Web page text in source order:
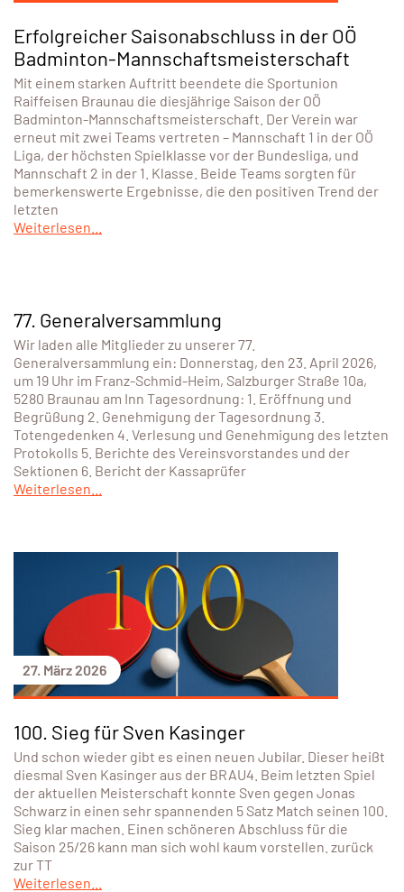
Erfolgreicher Saisonabschluss in der OÖ
Badminton-Mannschaftsmeisterschaft
Mit einem starken Auftritt beendete die Sportunion
Raiffeisen Braunau die diesjährige Saison der OÖ
Badminton-Mannschaftsmeisterschaft. Der Verein war
erneut mit zwei Teams vertreten – Mannschaft 1 in der OÖ
Liga, der höchsten Spielklasse vor der Bundesliga, und
Mannschaft 2 in der 1. Klasse. Beide Teams sorgten für
bemerkenswerte Ergebnisse, die den positiven Trend der
letzten
Weiterlesen...
77. Generalversammlung
Wir laden alle Mitglieder zu unserer 77.
Generalversammlung ein: Donnerstag, den 23. April 2026,
um 19 Uhr im Franz-Schmid-Heim, Salzburger Straße 10a,
5280 Braunau am Inn Tagesordnung: 1. Eröffnung und
Begrüßung 2. Genehmigung der Tagesordnung 3.
Totengedenken 4. Verlesung und Genehmigung des letzten
Protokolls 5. Berichte des Vereinsvorstandes und der
Sektionen 6. Bericht der Kassaprüfer
Weiterlesen...
27. März 2026
100. Sieg für Sven Kasinger
Und schon wieder gibt es einen neuen Jubilar. Dieser heißt
diesmal Sven Kasinger aus der BRAU4. Beim letzten Spiel
der aktuellen Meisterschaft konnte Sven gegen Jonas
Schwarz in einen sehr spannenden 5 Satz Match seinen 100.
Sieg klar machen. Einen schöneren Abschluss für die
Saison 25/26 kann man sich wohl kaum vorstellen. zurück
zur TT
Weiterlesen...